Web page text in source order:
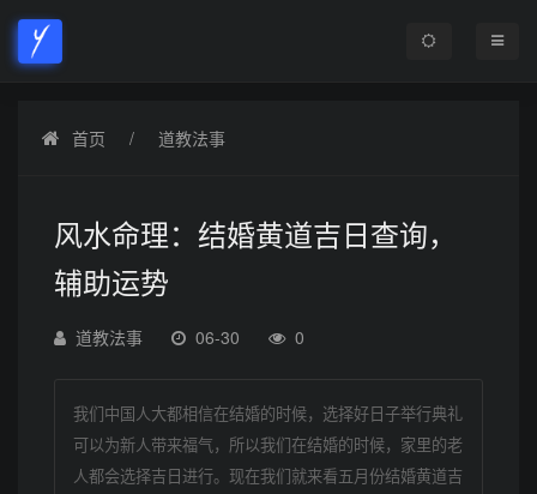
首页 道教法事
风水命理：结婚黄道吉日查询，
辅助运势
道教法事 06-30 0
我们中国人大都相信在结婚的时候，选择好日子举行典礼
可以为新人带来福气，所以我们在结婚的时候，家里的老
人都会选择吉日进行。现在我们就来看五月份结婚黄道吉